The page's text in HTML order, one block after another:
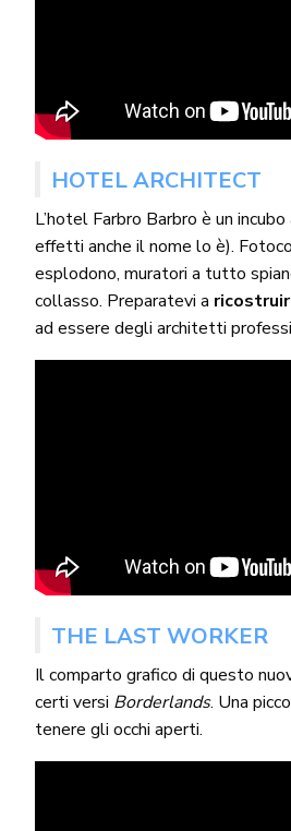
HOTEL ARCHITECT
L’hotel Farbro Barbro è un
effetti anche il nome lo è).
esplodono, muratori a tutto
collasso. Preparatevi a
ad essere degli architetti
THE LAST WORKER
Il comparto grafico di questo
certi versi Borderlands. Una
tenere gli occhi aperti.